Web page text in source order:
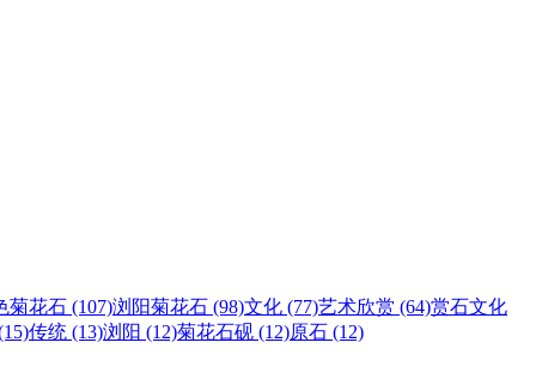
菊花石 (107)浏阳菊花石 (98)文化 (77)艺术欣赏 (64)赏石文化
传统 (13)浏阳 (12)菊花石砚 (12)原石 (12)